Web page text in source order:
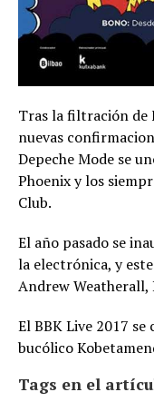
Tras la filtración de
nuevas
Depeche Mode se
Phoenix y los
Club.
El año pasado se
la electrónica, y
Andrew Weatherall,
El BBK Live 2017
bucólico
Tags en el